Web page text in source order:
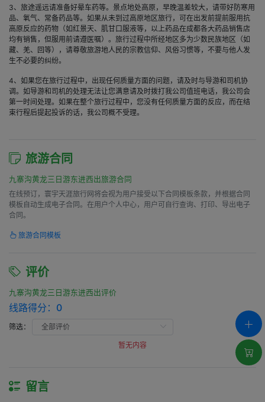
3、旅途遥远请准备好晕车药等。景点地处高原，早晚温差较大，请带好防寒用
品、氧气、常备药品等。如果从未到过高原地区旅行，可在出发前提前服用抗
高原反应的药物（如红景天、肌甘口服液等，以上药品在成都各大药品销售店
均有销售，但服用前请遵医嘱）。旅行过程中所经地区多为少数民族地区（如
藏、羌、回等），请尊敬旅游地人民的宗教信仰、风俗习惯等，不要与他人发
生不必要的纠纷。
4、如果您在旅行过程中，出现任何质量方面的问题，请及时与导游和司机协
调。如导游和司机的处理无法让您满意请及时拨打我公司值班电话，我公司会
第一时间处理。如果在整个旅行过程中，您没有任何质量方面的反应，而在结
束行程后提起投诉的话，我公司概不受理。
旅游合同
九寨沟黄龙三日游东进西出旅游合同
在线预订，寰宇天涯旅行网将会视为用户接受以下合同模板条款，并根据合同
模板自动生成电子合同。在用户个人中心，用户可自行查询、打印、导出电子
合同。
旅游合同模板
评价
九寨沟黄龙三日游东进西出评价
线路得分： 0
筛选：
暂无内容
留言